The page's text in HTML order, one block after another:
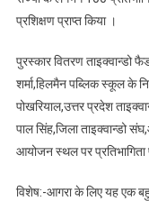
प्रशिक्षण प्राप्त किया ।
पुरस्कार वितरण ताइक्वान्डो
शर्मा,हिलमैन पब्लिक स्कूल के
पोखरियाल,उत्तर प्रदेश
पाल सिंह,जिला ताइक्वान्डो
आयोजन स्थल पर प्रतिभागिता
विशेष:-आगरा के लिए यह एक